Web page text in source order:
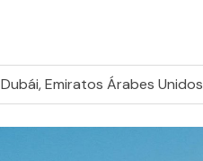
Dubái, Emiratos Árabes Unidos